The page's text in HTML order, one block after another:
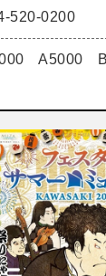
520-0200
A5000